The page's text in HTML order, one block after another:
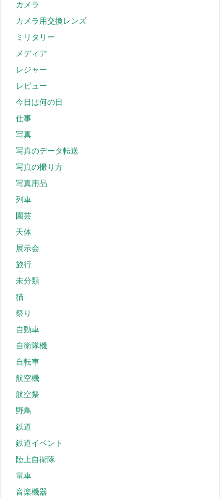
カメラ
カメラ用交換レンズ
ミリタリー
メディア
レジャー
レビュー
今日は何の日
仕事
写真
写真のデータ転送
写真の撮り方
写真用品
列車
園芸
天体
展示会
旅行
未分類
猫
祭り
自動車
自衛隊機
自転車
航空機
航空祭
野鳥
鉄道
鉄道イベント
陸上自衛隊
電車
音楽機器